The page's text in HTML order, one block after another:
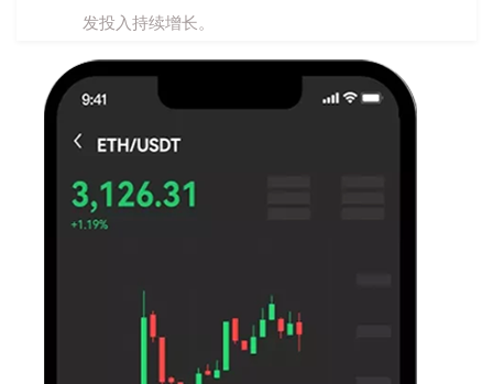
发投入持续增长。